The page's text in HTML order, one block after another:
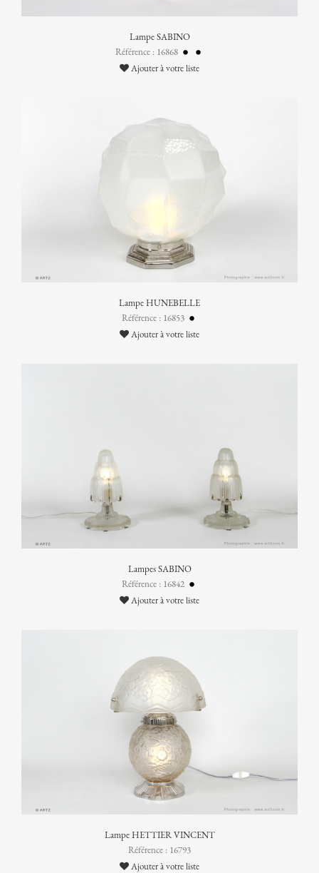
Lampe SABINO
Référence : 16868
Ajouter à votre liste
Lampe HUNEBELLE
Référence : 16853
Ajouter à votre liste
Lampes SABINO
Référence : 16842
Ajouter à votre liste
Lampe HETTIER VINCENT
Référence : 16793
Ajouter à votre liste